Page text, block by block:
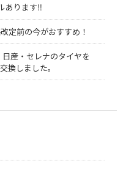
あります‼
定前の今がおすすめ！
産・セレナのタイヤを
しました。